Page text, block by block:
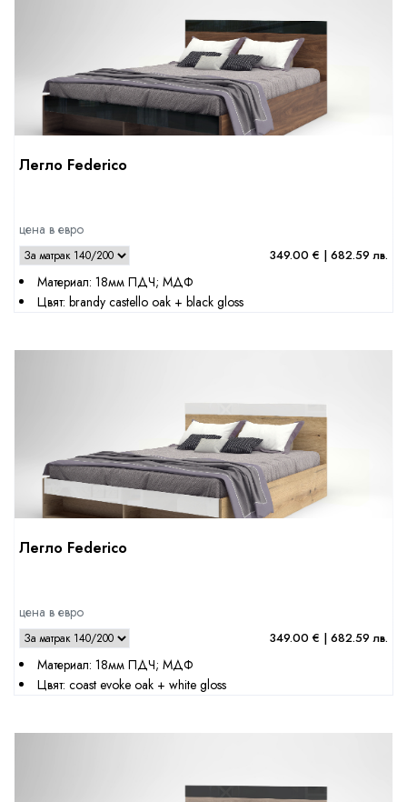
Легло Federico
цена в евро
349.00 € | 682.59 лв.
Материал: 18мм ПДЧ; МДФ
Цвят: brandy castello oak + black gloss
Легло Federico
цена в евро
349.00 € | 682.59 лв.
Материал: 18мм ПДЧ; МДФ
Цвят: coast evoke oak + white gloss